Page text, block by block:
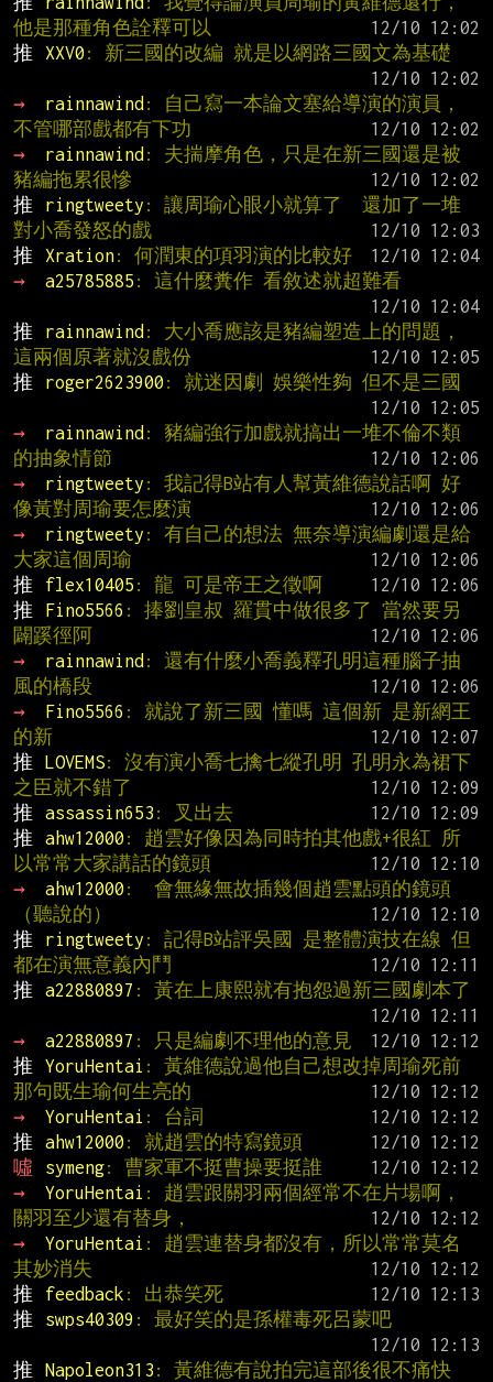
他是那種角色詮釋可以
推
XXV0 : 新三國的改編 就是以網路三國文為基礎
→
rainnawind : 自己寫一本論文塞給導演的演員，
不管哪部戲都有下功
→
rainnawind : 夫揣摩角色，只是在新三國還是被
豬編拖累很慘
推
ringtweety : 讓周瑜心眼小就算了  還加了一堆
對小喬發怒的戲
推
Xration: 何潤東的項羽演的比較好
→
a25785885 : 這什麼糞作 看敘述就超難看
推
rainnawind : 大小喬應該是豬編塑造上的問題，
這兩個原著就沒戲份
推
roger2623900 : 就迷因劇 娛樂性夠 但不是三國
→
rainnawind : 豬編強行加戲就搞出一堆不倫不類
的抽象情節
→
ringtweety : 我記得B站有人幫黃維德說話啊 好
像黃對周瑜要怎麼演
→
ringtweety : 有自己的想法 無奈導演編劇還是給
大家這個周瑜
推
flex10405 : 龍 可是帝王之徵啊
推
Fino5566 : 捧劉皇叔 羅貫中做很多了 當然要另
闢蹊徑阿
→
rainnawind : 還有什麼小喬義釋孔明這種腦子抽
風的橋段
→
Fino5566 : 就說了新三國 懂嗎 這個新 是新網王
的新
推
LOVEMS: 沒有演小喬七擒七縱孔明 孔明永為裙下
之臣就不錯了
推
assassin653 : 叉出去
推
ahw12000 : 趙雲好像因為同時拍其他戲+很紅 所
以常常大家講話的鏡頭
→
ahw12000 :  會無緣無故插幾個趙雲點頭的鏡頭
（聽說的）
推
ringtweety : 記得B站評吳國 是整體演技在線 但
都在演無意義內鬥
推
a22880897 : 黃在上康熙就有抱怨過新三國劇本了
→
a22880897 : 只是編劇不理他的意見
推
YoruHentai : 黃維德說過他自己想改掉周瑜死前
那句既生瑜何生亮的
→
YoruHentai : 台詞
推
ahw12000 : 就趙雲的特寫鏡頭
噓
symeng: 曹家軍不挺曹操要挺誰
→
YoruHentai : 趙雲跟關羽兩個經常不在片場啊，
關羽至少還有替身，
→
YoruHentai : 趙雲連替身都沒有，所以常常莫名
其妙消失
推
feedback : 出恭笑死
推
swps40309 : 最好笑的是孫權毒死呂蒙吧
推
Napoleon313 : 黃維德有說拍完這部後很不痛快